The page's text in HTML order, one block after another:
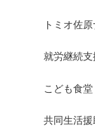
トミオ佐
就労継続
こども食
共同生活